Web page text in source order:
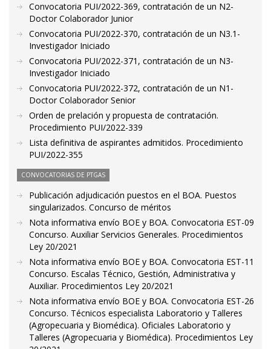
Convocatoria PUI/2022-369, contratación de un N2-
Doctor Colaborador Junior
Convocatoria PUI/2022-370, contratación de un N3.1-
Investigador Iniciado
Convocatoria PUI/2022-371, contratación de un N3-
Investigador Iniciado
Convocatoria PUI/2022-372, contratación de un N1-
Doctor Colaborador Senior
Orden de prelación y propuesta de contratación.
Procedimiento PUI/2022-339
Lista definitiva de aspirantes admitidos. Procedimiento
PUI/2022-355
CONVOCATORIAS DE PTGAS
Publicación adjudicación puestos en el BOA. Puestos
singularizados. Concurso de méritos
Nota informativa envío BOE y BOA. Convocatoria EST-09
Concurso. Auxiliar Servicios Generales. Procedimientos
Ley 20/2021
Nota informativa envío BOE y BOA. Convocatoria EST-11
Concurso. Escalas Técnico, Gestión, Administrativa y
Auxiliar. Procedimientos Ley 20/2021
Nota informativa envío BOE y BOA. Convocatoria EST-26
Concurso. Técnicos especialista Laboratorio y Talleres
(Agropecuaria y Biomédica). Oficiales Laboratorio y
Talleres (Agropecuaria y Biomédica). Procedimientos Ley